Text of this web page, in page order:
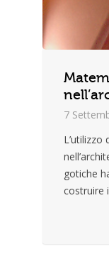
7
gotiche
costruire